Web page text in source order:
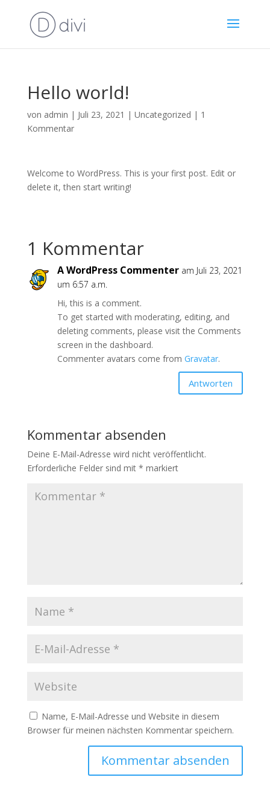
Hello world!
von admin | Juli 23, 2021 | Uncategorized | 1
Kommentar
Welcome to WordPress. This is your first post. Edit or
delete it, then start writing!
1 Kommentar
A WordPress Commenter am Juli 23, 2021
um 6:57 a.m.
Hi, this is a comment.
To get started with moderating, editing, and
deleting comments, please visit the Comments
screen in the dashboard.
Commenter avatars come from Gravatar.
Antworten
Kommentar absenden
Deine E-Mail-Adresse wird nicht veröffentlicht.
Erforderliche Felder sind mit * markiert
Name, E-Mail-Adresse und Website in diesem
Browser für meinen nächsten Kommentar speichern.